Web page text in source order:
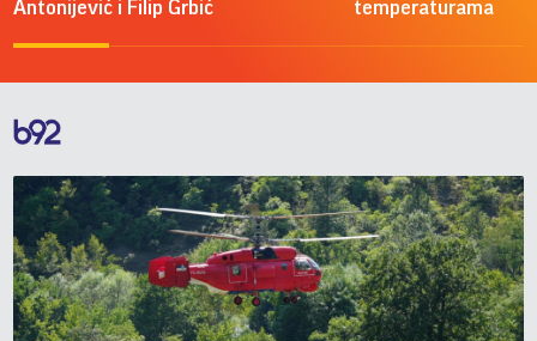
Antonijević i Filip Grbić
temperaturama